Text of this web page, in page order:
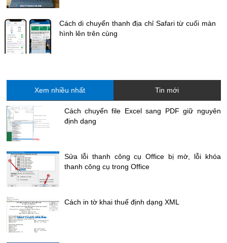
Cách di chuyển thanh địa chỉ Safari từ cuối màn
hình lên trên cùng
Xem nhiều nhất Tin mới
Cách chuyển file Excel sang PDF giữ nguyên
định dạng
Sửa lỗi thanh công cụ Office bị mờ, lỗi khóa
thanh công cụ trong Office
Cách in tờ khai thuế định dạng XML